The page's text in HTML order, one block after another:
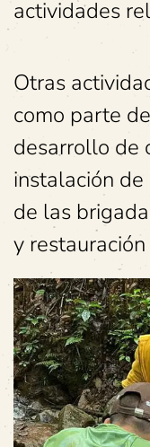
actividades
Otras
como parte
desarrollo de
instalación
de las
y